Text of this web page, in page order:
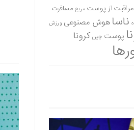
مراقبت از پوست مریخ مسافرت
ناساهوش مصنوعی ورزش
پوست چین کرونا